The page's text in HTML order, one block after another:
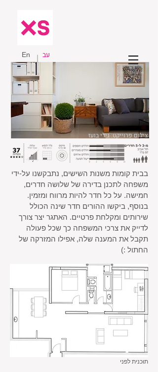
En עב
צילום פרוייקט: גידי בועז
בבית קומות משנות השישים, נתבקשנו על-ידי
משפחה לתכנן בדירה של שלושה חדרים,
חמישה. על כל חדר להיות מרווח ומזמין.
בנוסף, ביקשו ההורים חדר שינה הכולל
שירותים ומקלחת פרטיים. האתגר יצר צורך
לדייק את צרכי המשפחה כך שכל פעולה
תקבל את המענה שלה, אפילו המזרקה של
החתול :)
תוכנית לפני